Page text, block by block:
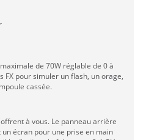
de 70W réglable de 0 à
FX pour simuler un flash, un orage,
cassée.
à vous. Le panneau arrière
écran pour une prise en main